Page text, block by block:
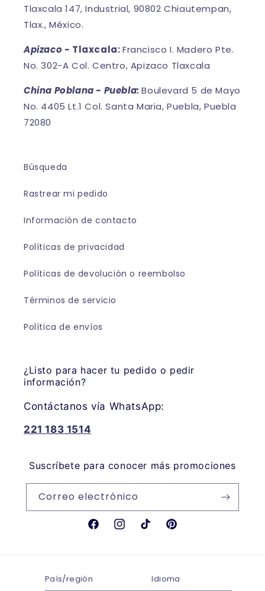
Tlaxcala 147, Industrial, 90802 Chiautempan,
Tlax., México.
Apizaco - Tlaxcala:Francisco I. Madero Pte.
No. 302-A Col. Centro, Apizaco Tlaxcala
China Poblana - Puebla:Boulevard 5 de Mayo
No. 4405 Lt.1 Col. Santa Maria, Puebla, Puebla
72080
Búsqueda
Rastrear mi pedido
Información de contacto
Políticas de privacidad
Políticas de devolución o reembolso
Términos de servicio
Política de envíos
¿Listo para hacer tu pedido o pedir
información?
Contáctanos vía WhatsApp:
221 183 1514
Suscríbete para conocer más promociones
Correo electrónico
FacebookInstagramTikTokPinterest
País/región Idioma